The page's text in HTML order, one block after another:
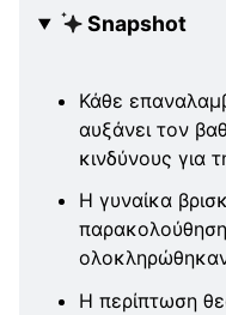
Snapshot
Κάθε
αυξάνει τον
κινδύνους για
Η γυναίκα
παρακολούθηση
Η περίπτωση